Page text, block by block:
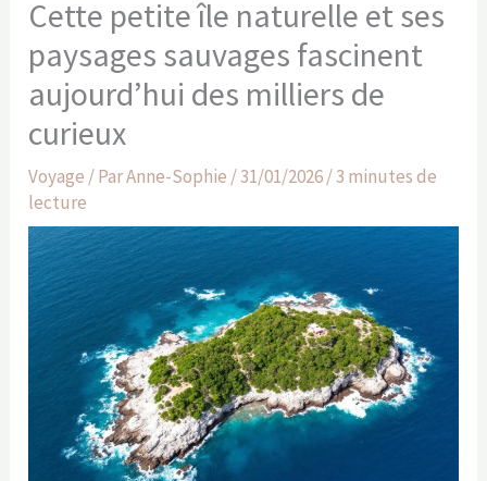
Cette petite île naturelle et ses
paysages sauvages fascinent
aujourd’hui des milliers de
curieux
Voyage / ParAnne-Sophie /31/01/2026/3 minutes de
lecture